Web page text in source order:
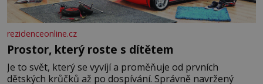
rezidenceonline.cz
Prostor, který roste s dítětem
Je to svět, který se vyvíjí a proměňuje od prvních
dětských krůčků až po dospívání. Správně navržený